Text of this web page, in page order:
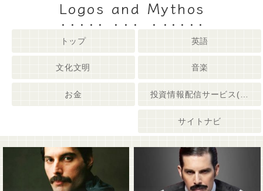
Logos and Mythos
トップ 英語
文化文明 音楽
お金
サイトナビ